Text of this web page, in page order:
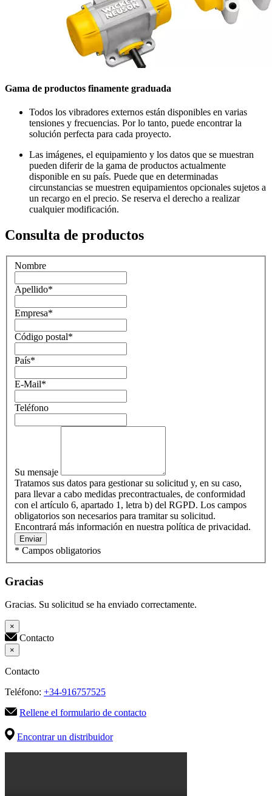
Gama de productos finamente graduada
Todos los vibradores externos están disponibles en varias
tensiones y frecuencias. Por lo tanto, puede encontrar la
solución perfecta para cada proyecto.
Las imágenes, el equipamiento y los datos que se muestran
pueden diferir de la gama de productos actualmente
disponible en su país. Puede que en determinadas
circunstancias se muestren equipamientos opcionales sujetos a
un recargo en el precio. Se reserva el derecho a realizar
cualquier modificación.
Consulta de productos
Nombre
Apellido*
Empresa*
Código postal*
País*
E-Mail*
Teléfono
Su mensaje
Tratamos sus datos para gestionar su solicitud y, en su caso,
para llevar a cabo medidas precontractuales, de conformidad
con el artículo 6, apartado 1, letra b) del RGPD. Los campos
obligatorios son necesarios para tramitar su solicitud.
Encontrará más información en nuestra política de privacidad.
Enviar
* Campos obligatorios
Gracias
Gracias. Su solicitud se ha enviado correctamente.
×
Contacto
×
Contacto
Teléfono: +34-916757525
Rellene el formulario de contacto
Encontrar un distribuidor